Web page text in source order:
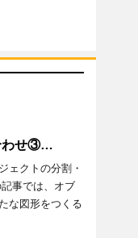
オブジェクトの組み合わせ③／Illustrator_026
ェクトの分割・
事では、オブ
な図形をつくる